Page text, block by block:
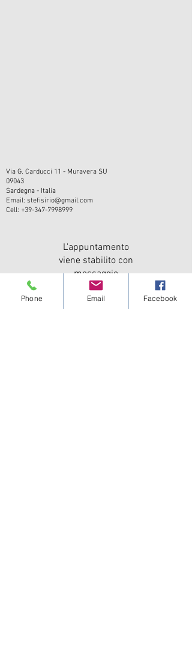
Via G. Carducci 11 - Muravera SU
09043
Sardegna - Italia
Email: stefisirio@gmail.com
Cell: +39-347-7998999
L'appuntamento
viene stabilito con
messaggio
telefonico
(SMS, WhatsApp o
Phone Email Facebook